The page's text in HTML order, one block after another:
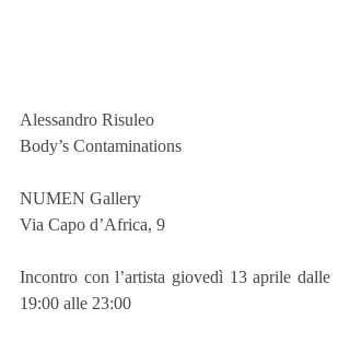
Alessandro Risuleo
Body’s Contaminations
NUMEN Gallery
Via Capo d’Africa, 9
Incontro con l’artista giovedì 13 aprile dalle
19:00 alle 23:00